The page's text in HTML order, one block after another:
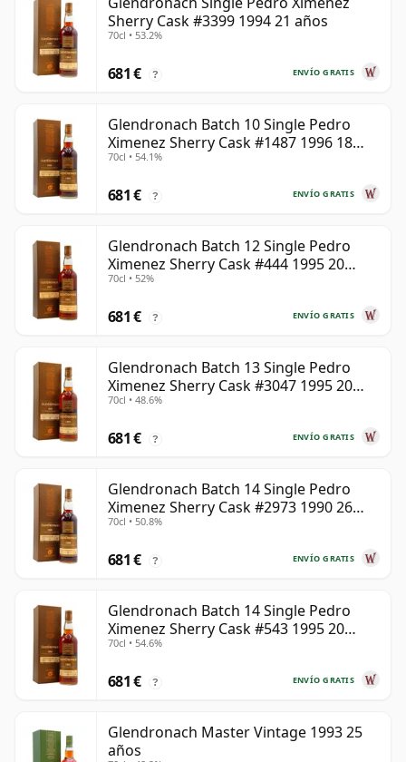
Sherry Cask #3399 1994 21 años
70cl • 53.2%
ENVÍO GRATIS
681 € ?
Glendronach Batch 10 Single Pedro
Ximenez Sherry Cask #1487 1996 18
años
70cl • 54.1%
ENVÍO GRATIS
681 € ?
Glendronach Batch 12 Single Pedro
Ximenez Sherry Cask #444 1995 20
años
70cl • 52%
ENVÍO GRATIS
681 € ?
Glendronach Batch 13 Single Pedro
Ximenez Sherry Cask #3047 1995 20
años
70cl • 48.6%
ENVÍO GRATIS
681 € ?
Glendronach Batch 14 Single Pedro
Ximenez Sherry Cask #2973 1990 26
años
70cl • 50.8%
ENVÍO GRATIS
681 € ?
Glendronach Batch 14 Single Pedro
Ximenez Sherry Cask #543 1995 20
años
70cl • 54.6%
ENVÍO GRATIS
681 € ?
Glendronach Master Vintage 1993 25
años